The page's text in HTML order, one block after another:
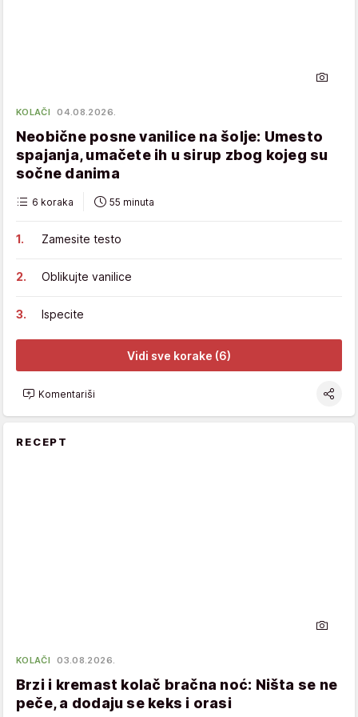
KOLAČI 04.08.2026.
Neobične posne vanilice na šolje: Umesto
spajanja, umačete ih u sirup zbog kojeg su
sočne danima
6 koraka 55 minuta
Zamesite testo
Oblikujte vanilice
Ispecite
Vidi sve korake (6)
Komentariši
RECEPT
KOLAČI 03.08.2026.
Brzi i kremast kolač bračna noć: Ništa se ne
peče, a dodaju se keks i orasi